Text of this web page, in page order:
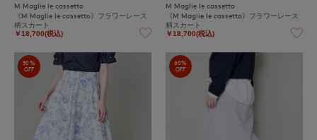
M Maglie le cassetto
《M Maglie le cassetto》フラワーレース
柄スカート
￥18,700(税込)
M Maglie le cassetto
《M Maglie le cassetto》フラワーレース
柄スカート
￥18,700(税込)
30%
OFF
60%
OFF